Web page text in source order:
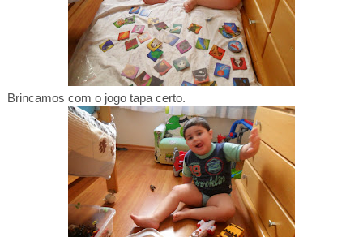
Brincamos com o jogo tapa certo.